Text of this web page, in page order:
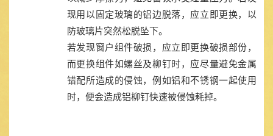
现用以固定玻璃的铝边脱落，应立即更换，以
防玻璃片突然松脱坠下。
若发现窗户组件破损，应立即更换破损部份，
而更换组件如螺丝及柳钉时，应尽量避免金属
错配所造成的侵蚀，例如铝和不锈钢一起使用
时，便会造成铝柳钉快速被侵蚀耗掉。